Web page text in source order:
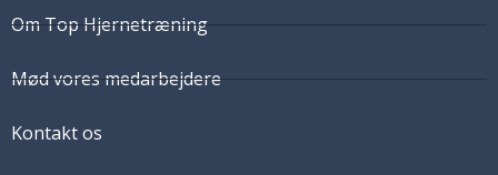
Om Top Hjernetræning
Mød vores medarbejdere
Kontakt os